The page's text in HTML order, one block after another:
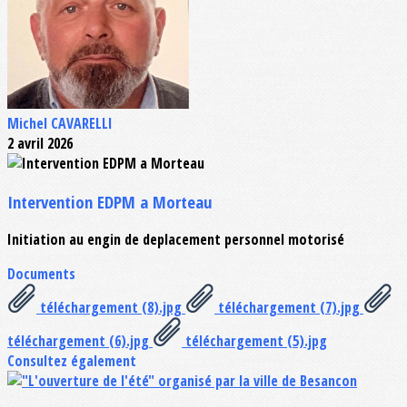
Michel CAVARELLI
2 avril 2026
Intervention EDPM a Morteau
Initiation au engin de deplacement personnel motorisé
Documents
téléchargement (8).jpg
téléchargement (7).jpg
téléchargement (6).jpg
téléchargement (5).jpg
Consultez également